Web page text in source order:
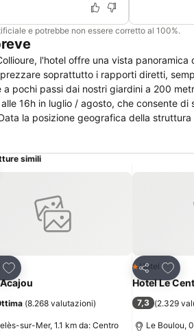
e potrebbe non essere corretto al 100%.
offre una vista panoramica di tutta la
soprattutto i rapporti diretti,
16h in luglio / agosto, che consente
gratuito e si può facilmente scoprire la
simili
Aggiungi ai preferiti
(8.268 valutazioni)
sur-Mer, 1.1 km da: Centro
Condividi
1 Stelle
Hotel
Hotel Le
7,3 (2.329
Le Boulou,